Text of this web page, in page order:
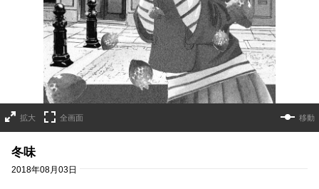
拡大 全画面 移動
冬味
2018年08月03日